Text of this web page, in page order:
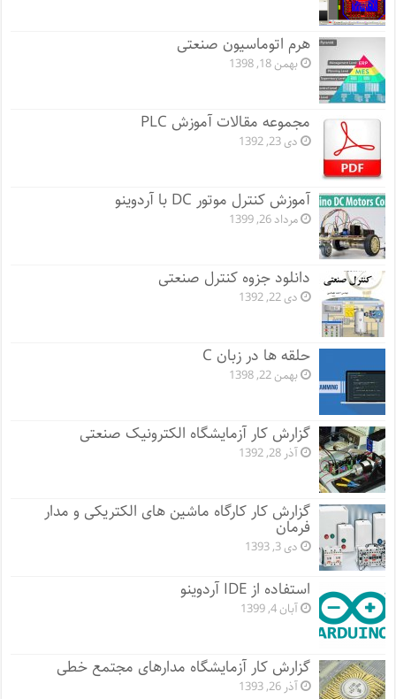
هرم اتوماسیون صنعتی
بهمن 18, 1398
مجموعه مقالات آموزش PLC
دی 23, 1392
آموزش کنترل موتور DC با آردوینو
مرداد 26, 1399
دانلود جزوه کنترل صنعتی
دی 22, 1392
حلقه ها در زبان C
بهمن 22, 1398
گزارش کار آزمایشگاه الکترونیک صنعتی
آذر 28, 1392
گزارش کار کارگاه ماشین های الکتریکی و مدار
فرمان
دی 3, 1393
استفاده از IDE آردوینو
آبان 4, 1399
گزارش کار آزمایشگاه مدارهای مجتمع خطی
آذر 26, 1393